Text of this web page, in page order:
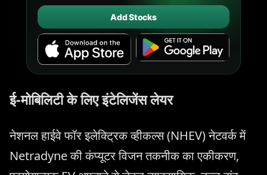
Add Stocks
ई-मोबिलिटी के लिए इंटेलिजेंस लेयर
नेशनल हाईवे फॉर इलेक्ट्रिक व्हीकल्स (NHEV) नेटवर्क में
Netradyne की कंप्यूटर विजन तकनीक का एकीकरण,